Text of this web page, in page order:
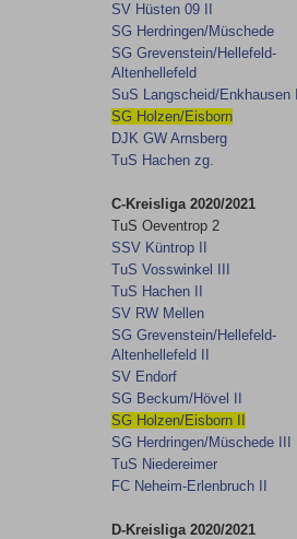
SV Hüsten 09 II
SG Herdringen/​Müschede
SG Grevenstein/​Hellefeld-
Altenhellefeld
SuS Langscheid/​Enkhausen II
SG Holzen/​Eisborn
DJK GW Arnsberg
TuS Hachen zg.
C-Kreisliga 2020/2021
TuS Oeventrop 2
SSV Küntrop II
TuS Vosswinkel III
TuS Hachen II
SV RW Mellen
SG Grevenstein/​Hellefeld-
Altenhellefeld II
SV Endorf
SG Beckum/​Hövel II
SG Holzen/​Eisborn II
SG Herdringen/​Müschede III
TuS Niedereimer
FC Neheim-Erlenbruch II
D-Kreisliga 2020/2021